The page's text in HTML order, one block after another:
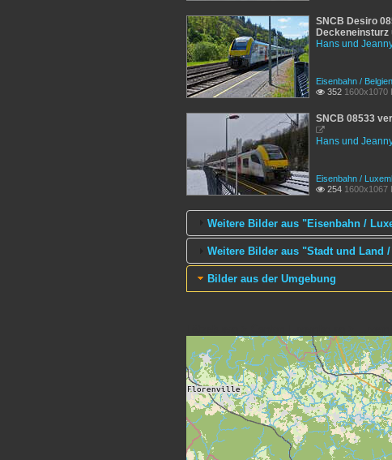
SNCB Desiro
Deckeneinsturz
Hans und
Eisenbahn /
 352 1600x1070
SNCB 08533

Hans und
Eisenbahn /
 254 1600x1067
Weitere Bilder aus "Eisenbahn /
Weitere Bilder aus "Stadt und Land
Bilder aus der Umgebung